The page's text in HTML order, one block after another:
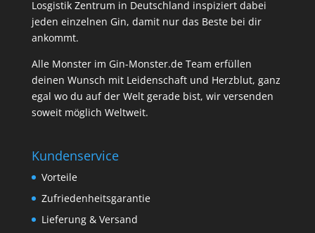
Losgistik Zentrum in Deutschland inspiziert dabei
jeden einzelnen Gin, damit nur das Beste bei dir
ankommt.
Alle Monster im Gin-Monster.de Team erfüllen
deinen Wunsch mit Leidenschaft und Herzblut, ganz
egal wo du auf der Welt gerade bist, wir versenden
soweit möglich Weltweit.
Kundenservice
Vorteile
Zufriedenheitsgarantie
Lieferung & Versand